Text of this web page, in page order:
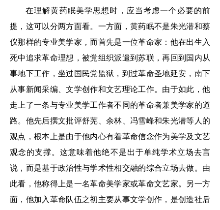
在理解黄药眠美学思想时，应当考虑一个必要的前
提，这可以分两方面看。一方面，黄药眠不是朱光潜和蔡
仪那样的专业美学家，而首先是一位革命家：他在出生入
死中追求革命理想，被党组织派遣到苏联，再回到国内从
事地下工作，坐过国民党监狱，到过革命圣地延安，南下
从事新闻采编、文学创作和文艺理论工作。由于如此，他
走上了一条与专业美学工作者不同的革命者兼美学家的道
路。他先后撰文批评舒芜、余林、冯雪峰和朱光潜等人的
观点，根本上是由于他内心有着革命信念作为美学及文艺
观念的支撑。这意味着他绝不是出于单纯学术立场去言
说，而是基于政治性与学术性相交融的综合立场去做。由
此看，他称得上是一名革命美学家或革命文艺家。另一方
面，他加入革命队伍之初主要从事文学创作，是创造社后